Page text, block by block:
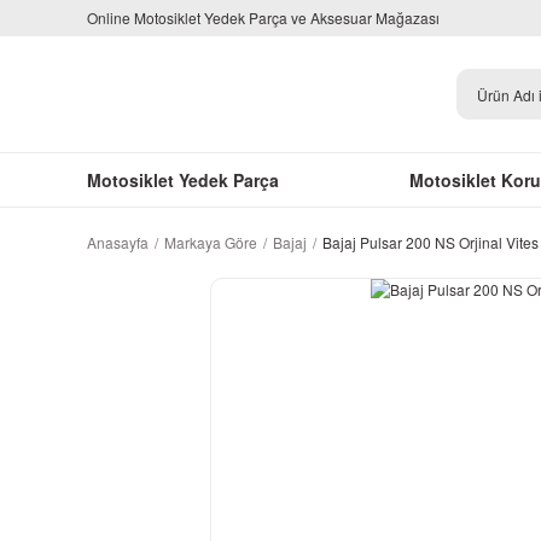
Online Motosiklet Yedek Parça ve Aksesuar Mağazası
Motosiklet Yedek Parça Motosiklet
Anasayfa Markaya Göre Bajaj Bajaj Pulsar 200 NS Orjinal Vites